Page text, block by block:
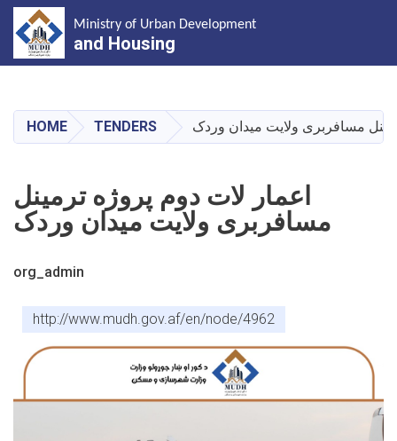
main
content
Ministry of Urban Development
and Housing
HOME TENDERS مسافربری ولایت میدان وردک
اعمار لات دوم پروژه ترمینل
مسافربری ولایت میدان وردک
org_admin
http://www.mudh.gov.af/en/node/4962